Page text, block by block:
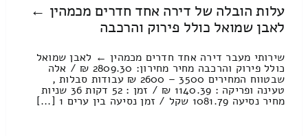
עלות הובלה של דירה אחד חדרים מכמהין ←
לאבן שמואל כולל פירוק והרכבה
שירותי מעבר דירה אחד חדרים מכמהין ← לאבן שמואל
כולל פירוק והרכבה מחיר מחירון: 2809.30 ₪ / אלה
שבטווח המחירים 3500 – 2600 ₪ עבודות סבלות ,
טעינה ופריקה : 1140.39 ₪ / זמן : 52 דקות 36 שניות
מחיר נסיעה 1081.79 שקל / זמן נסיעה בין ערים 1 [...]